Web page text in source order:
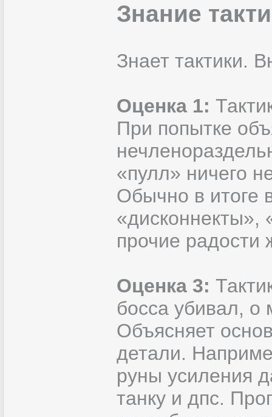
Знание
Знает тактики.
Оценка 1:
При попытке
«пулл» ничего
Обычно в итоге
«дисконнекты»,
прочие радости
Оценка 3:
босса убивал, о
Объясняет
детали.
руны усиления
танку и дпс.